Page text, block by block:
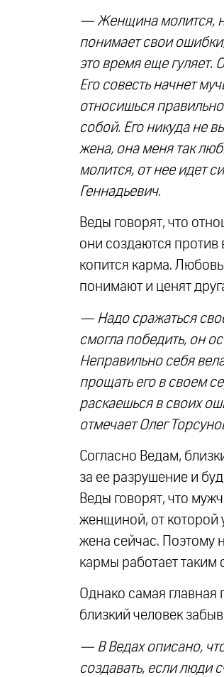
— Женщина молится,
понимает свои
это время еще гуляет.
Его совесть начнет
относишься правильно
собой. Его никуда не
жена, она меня так
молится, от нее идет
Геннадьевич.
Веды говорят, что
они создаются против
копится карма.
понимают и ценят
— Надо сражаться
смогла победить, он
Неправильно себя
прощать его в своем
раскаешься в своих
отмечает Олег
Согласно Ведам,
за ее разрушение и
Веды говорят, что
женщиной, от которой
жена сейчас. Поэтому
кармы работает таким
Однако самая главная
близкий человек
— В Ведах описано,
создавать, если люди